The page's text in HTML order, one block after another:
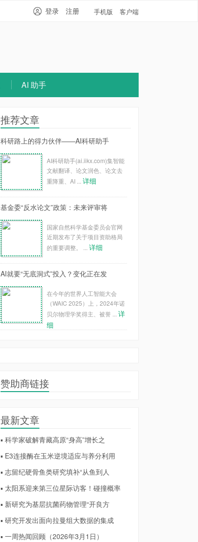
手机版 客户端
登录 注册
AI 助手
推荐文章
科研路上的得力伙伴——AI科研助手
AI科研助手(ai.iikx.com)集智能
文献翻译、论文润色、论文去
重降重、AI ... 详细
基金委“反水论文”政策：未来评审将
国家自然科学基金委员会官网
近期发布了关于项目资助格局
的重要调整。 ... 详细
AI就要“无底洞式”投入？变化正在发
在今年的世界人工智能大会
（WAIC 2025）上，2024年诺
贝尔物理学奖得主、被誉 ... 详
细
赞助商链接
最新文章
▪ 科学家破解青藏高原“身高”增长之
▪ E3连接酶在玉米逆境适应与养分利用
▪ 志留纪硬骨鱼类研究填补“从鱼到人
▪ 太阳系迎来第三位星际访客！碰撞概率
▪ 新研究为基层抗菌药物管理“开良方
▪ 研究开发出面向拉曼组大数据的集成
▪ 一周热闻回顾（2026年3月1日）